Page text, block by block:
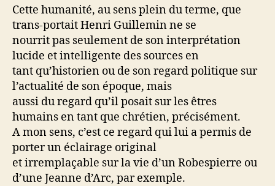
Cette humanité, au sens plein du terme, que
trans-portait Henri Guillemin ne se
nourrit pas seulement de son interprétation
lucide et intelligente des sources en
tant qu’historien ou de son regard politique sur
l’actualité de son époque, mais
aussi du regard qu’il posait sur les êtres
humains en tant que chrétien, précisément.
A mon sens, c’est ce regard qui lui a permis de
porter un éclairage original
et irremplaçable sur la vie d’un Robespierre ou
d’une Jeanne d’Arc, par exemple.